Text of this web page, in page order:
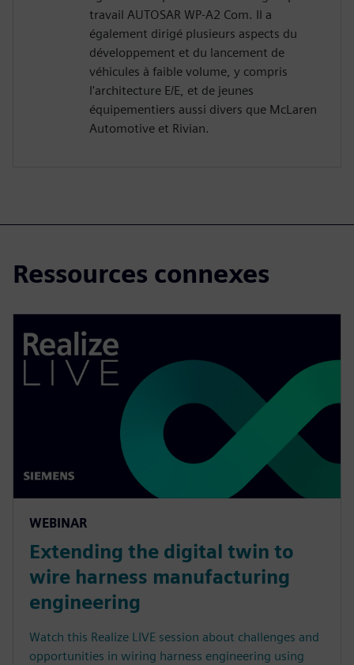
travail AUTOSAR WP-A2 Com. Il a
également dirigé plusieurs aspects du
développement et du lancement de
véhicules à faible volume, y compris
l'architecture E/E, et de jeunes
équipementiers aussi divers que McLaren
Automotive et Rivian.
Ressources connexes
WEBINAR
Extending the digital twin to
wire harness manufacturing
engineering
Watch this Realize LIVE session about challenges and
opportunities in wiring harness engineering using